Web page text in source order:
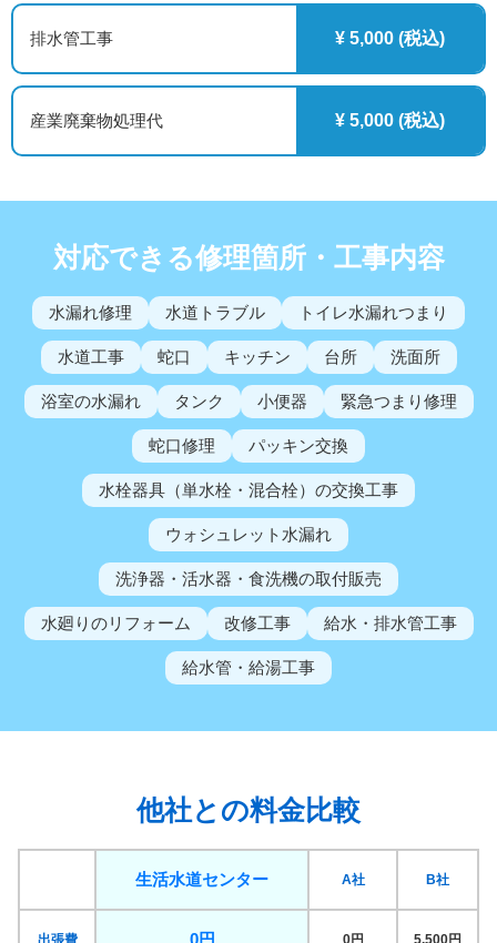
排水管工事 ¥ 5,000 (税込)
産業廃棄物処理代 ¥ 5,000 (税込)
対応できる修理箇所・工事内容
水漏れ修理 水道トラブル トイレ水漏れつまり
水道工事 蛇口 キッチン 台所 洗面所
浴室の水漏れ タンク 小便器 緊急つまり修理
蛇口修理 パッキン交換
水栓器具（単水栓・混合栓）の交換工事
ウォシュレット水漏れ
洗浄器・活水器・食洗機の取付販売
水廻りのリフォーム 改修工事 給水・排水管工事
給水管・給湯工事
他社との料金比較
生活水道センター A社 B社
出張費 0円 0円 5,500円